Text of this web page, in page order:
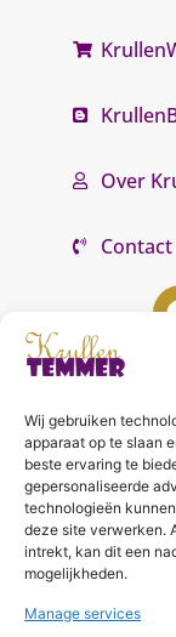
Wij gebruiken
apparaat op te slaan
beste ervaring te
gepersonaliseerde
technologieën
deze site verwerken.
intrekt, kan dit een
mogelijkheden.
Manage services
Over
Contact
Punter
8242